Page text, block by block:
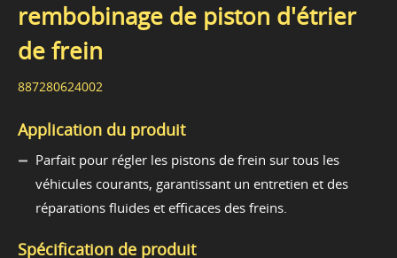
rembobinage de piston d'étrier
de frein
887280624002
Application du produit
Parfait pour régler les pistons de frein sur tous les
véhicules courants, garantissant un entretien et des
réparations fluides et efficaces des freins.
Spécification de produit